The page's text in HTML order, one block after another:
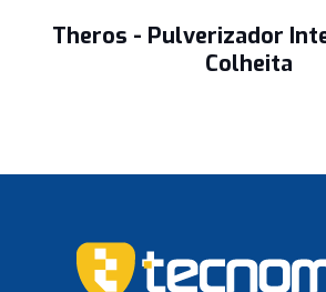
Theros - Pulverizador
Colheita